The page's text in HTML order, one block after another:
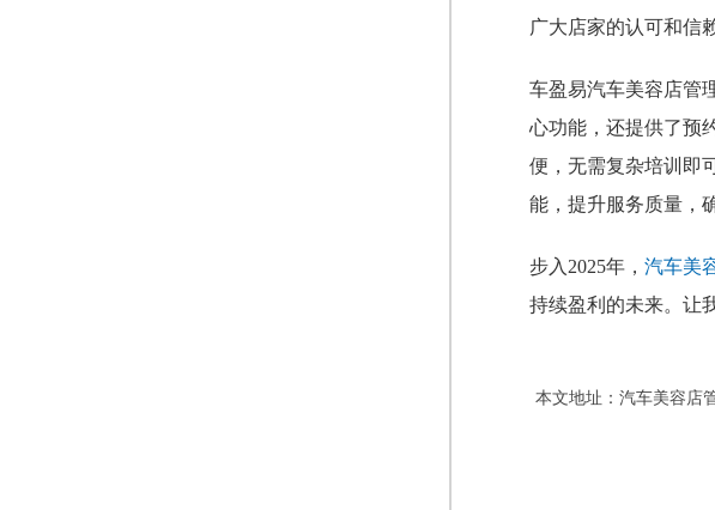
广大店家的认可和信赖
车盈易汽车美容店管
心功能，还提供了预
便，无需复杂培训即
能，提升服务质量，
步入2025年， 汽车美
持续盈利的未来。让
本文地址： 汽车美容店